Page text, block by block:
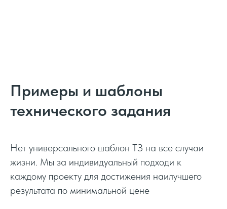
Примеры и шаблоны
технического задания
Нет универсального шаблон ТЗ на все случаи
жизни. Мы за индивидуальный подходи к
каждому проекту для достижения наилучшего
результата по минимальной цене